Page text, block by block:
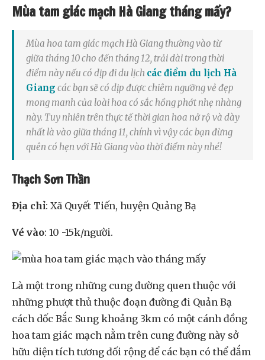
Mùa tam giác mạch Hà Giang tháng mấy?
Mùa hoa tam giác mạch Hà Giang thường vào từ
giữa tháng 10 cho đến tháng 12, trải dài trong thời
điểm này nếu có dịp đi du lịch các điểm du lịch Hà
Giang các bạn sẽ có dịp được chiêm ngưỡng vẻ đẹp
mong manh của loài hoa có sắc hồng phớt nhẹ nhàng
này. Tuy nhiên trên thực tế thời gian hoa nở rộ và dày
nhất là vào giữa tháng 11, chính vì vậy các bạn đừng
quên có hẹn với Hà Giang vào thời điểm này nhé!
Thạch Sơn Thần
Địa chỉ: Xã Quyết Tiến, huyện Quảng Bạ
Vé vào: 10 -15k/người.
Là một trong những cung đường quen thuộc với
những phượt thủ thuộc đoạn đường đi Quản Bạ
cách dốc Bắc Sung khoảng 3km có một cánh đồng
hoa tam giác mạch nằm trên cung đường này sở
hữu diện tích tương đối rộng để các bạn có thể đắm